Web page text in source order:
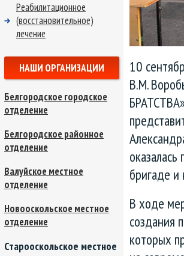
10
В.М.
бригаде и
В ходе
создания
которых
Реабилитационное
(восстановительное)
лечение
НАШИ ОРГАНИЗАЦИИ
Белгородское городское
отделение
Белгородское районное
отделение
Валуйское местное
отделение
Новооскольское местное
отделение
Старооскольское местное